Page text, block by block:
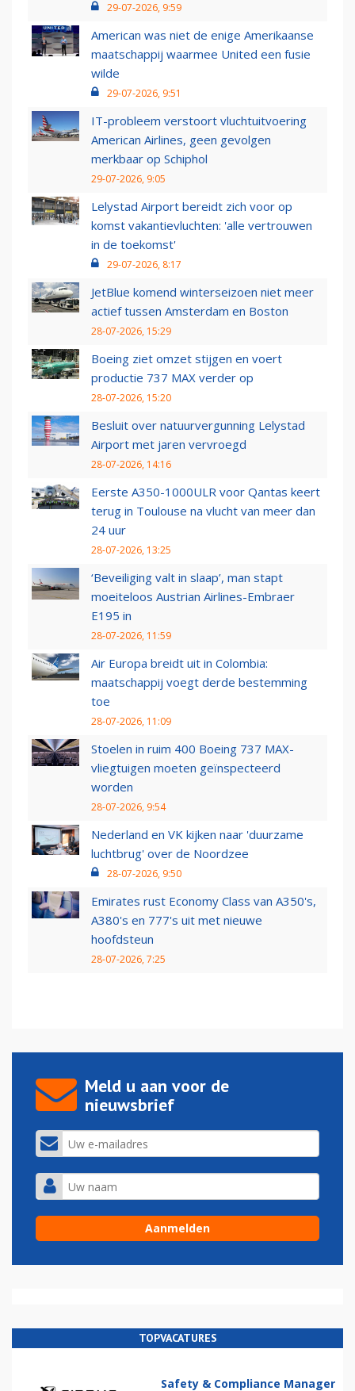
29-07-2026, 9:59
American was niet de enige Amerikaanse
maatschappij waarmee United een fusie
wilde
29-07-2026, 9:51
IT-probleem verstoort vluchtuitvoering
American Airlines, geen gevolgen
merkbaar op Schiphol
29-07-2026, 9:05
Lelystad Airport bereidt zich voor op
komst vakantievluchten: 'alle vertrouwen
in de toekomst'
29-07-2026, 8:17
JetBlue komend winterseizoen niet meer
actief tussen Amsterdam en Boston
28-07-2026, 15:29
Boeing ziet omzet stijgen en voert
productie 737 MAX verder op
28-07-2026, 15:20
Besluit over natuurvergunning Lelystad
Airport met jaren vervroegd
28-07-2026, 14:16
Eerste A350-1000ULR voor Qantas keert
terug in Toulouse na vlucht van meer dan
24 uur
28-07-2026, 13:25
‘Beveiliging valt in slaap’, man stapt
moeiteloos Austrian Airlines-Embraer
E195 in
28-07-2026, 11:59
Air Europa breidt uit in Colombia:
maatschappij voegt derde bestemming
toe
28-07-2026, 11:09
Stoelen in ruim 400 Boeing 737 MAX-
vliegtuigen moeten geïnspecteerd
worden
28-07-2026, 9:54
Nederland en VK kijken naar 'duurzame
luchtbrug' over de Noordzee
28-07-2026, 9:50
Emirates rust Economy Class van A350's,
A380's en 777's uit met nieuwe
hoofdsteun
28-07-2026, 7:25
Meld u aan voor de
nieuwsbrief
TOPVACATURES
Safety & Compliance Manager